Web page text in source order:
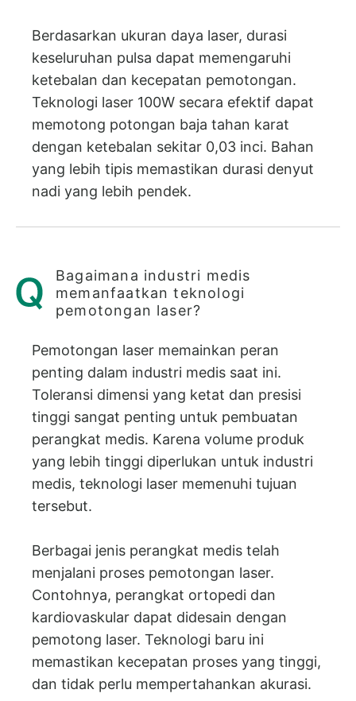
Berdasarkan ukuran daya laser, durasi
keseluruhan pulsa dapat memengaruhi
ketebalan dan kecepatan pemotongan.
Teknologi laser 100W secara efektif dapat
memotong potongan baja tahan karat
dengan ketebalan sekitar 0,03 inci. Bahan
yang lebih tipis memastikan durasi denyut
nadi yang lebih pendek.
Bagaimana industri medis
memanfaatkan teknologi
pemotongan laser?
Pemotongan laser memainkan peran
penting dalam industri medis saat ini.
Toleransi dimensi yang ketat dan presisi
tinggi sangat penting untuk pembuatan
perangkat medis. Karena volume produk
yang lebih tinggi diperlukan untuk industri
medis, teknologi laser memenuhi tujuan
tersebut.
Berbagai jenis perangkat medis telah
menjalani proses pemotongan laser.
Contohnya, perangkat ortopedi dan
kardiovaskular dapat didesain dengan
pemotong laser. Teknologi baru ini
memastikan kecepatan proses yang tinggi,
dan tidak perlu mempertahankan akurasi.